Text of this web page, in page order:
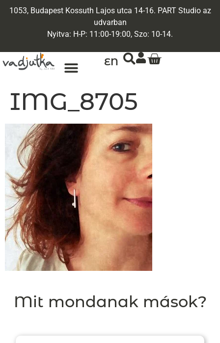
1053, Budapest Kossuth Lajos utca 14-16. PART Studio az
udvarban
Nyitva: H-P: 11:00-19:00, Szo: 10-14.
EN
IMG_8705
Mit mondanak mások?